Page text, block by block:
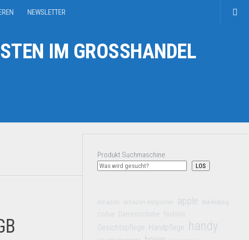
NEWSLETTER
IM GROSSHANDEL
Produkt Suchmaschine
LOS
Amazon amazon restposten apple Bekleidung
Collier Damenschuhe fashion
Gesichtspflege Handpflege handy